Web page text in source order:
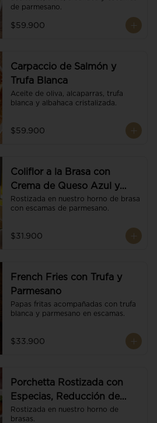
de parmesano.
$59.900
Carpaccio de Salmón y
Trufa Blanca
Aceite de oliva, alcaparras, trufa
blanca y albahaca cristalizada.
$59.900
Coliflor a la Brasa con
Crema de Queso Azul y
Vino
Rostizada en nuestro horno de brasa
con escamas de parmesano.
$31.900
French Fries con Trufa y
Parmesano
Papas fritas acompañadas con trufa
blanca y parmesano en escamas.
$33.900
Porchetta Rostizada con
Especias, Reducción de
Panela y Vino
Rostizada en nuestro horno de
brasas.